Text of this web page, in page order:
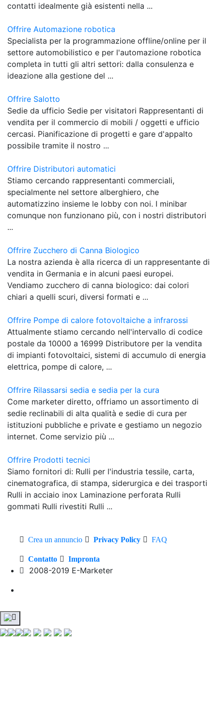
contatti idealmente già esistenti nella ...
Offrire Automazione robotica
Specialista per la programmazione offline/online per il
settore automobilistico e per l'automazione robotica
completa in tutti gli altri settori: dalla consulenza e
ideazione alla gestione del ...
Offrire Salotto
Sedie da ufficio Sedie per visitatori Rappresentanti di
vendita per il commercio di mobili / oggetti e ufficio
cercasi. Pianificazione di progetti e gare d'appalto
possibile tramite il nostro ...
Offrire Distributori automatici
Stiamo cercando rappresentanti commerciali,
specialmente nel settore alberghiero, che
automatizzino insieme le lobby con noi. I minibar
comunque non funzionano più, con i nostri distributori
...
Offrire Zucchero di Canna Biologico
La nostra azienda è alla ricerca di un rappresentante di
vendita in Germania e in alcuni paesi europei.
Vendiamo zucchero di canna biologico: dai colori
chiari a quelli scuri, diversi formati e ...
Offrire Pompe di calore fotovoltaiche a infrarossi
Attualmente stiamo cercando nell'intervallo di codice
postale da 10000 a 16999 Distributore per la vendita
di impianti fotovoltaici, sistemi di accumulo di energia
elettrica, pompe di calore, ...
Offrire Rilassarsi sedia e sedia per la cura
Come marketer diretto, offriamo un assortimento di
sedie reclinabili di alta qualità e sedie di cura per
istituzioni pubbliche e private e gestiamo un negozio
internet. Come servizio più ...
Offrire Prodotti tecnici
Siamo fornitori di: Rulli per l'industria tessile, carta,
cinematografica, di stampa, siderurgica e dei trasporti
Rulli in acciaio inox Laminazione perforata Rulli
gommati Rulli rivestiti Rulli ...
Crea un annuncio Privacy Policy FAQ
Contatto Impronta
2008-2019 E-Marketer